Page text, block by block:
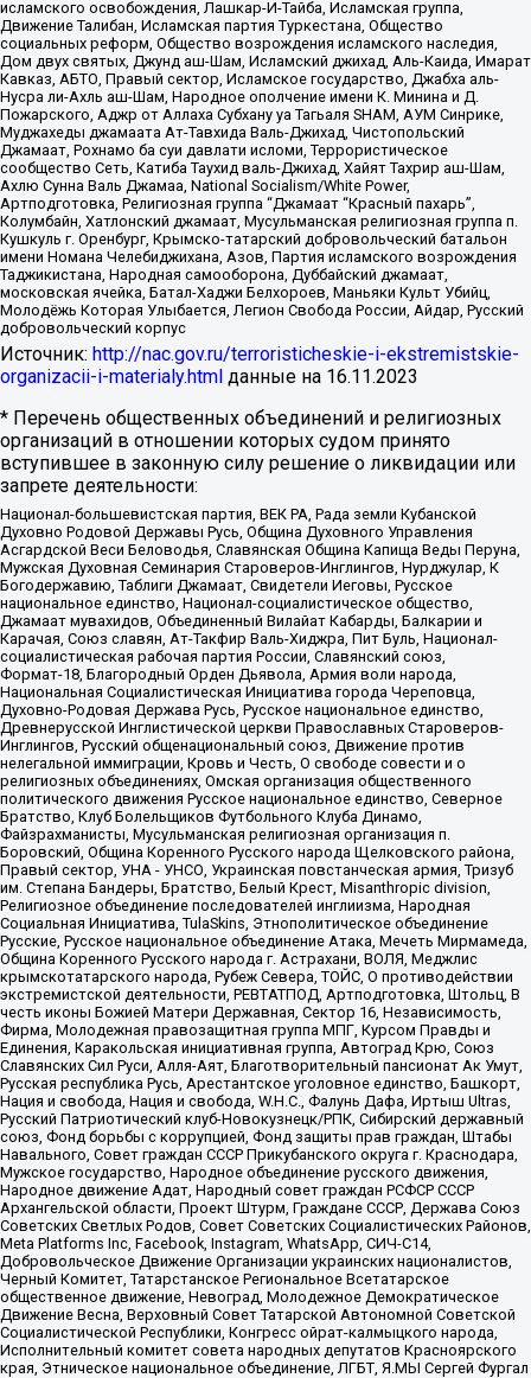
исламского освобождения, Лашкар-И-Тайба, Исламская группа,
Движение Талибан, Исламская партия Туркестана, Общество
социальных реформ, Общество возрождения исламского наследия,
Дом двух святых, Джунд аш-Шам, Исламский джихад, Аль-Каида, Имарат
Кавказ, АБТО, Правый сектор, Исламское государство, Джабха аль-
Нусра ли-Ахль аш-Шам, Народное ополчение имени К. Минина и Д.
Пожарского, Аджр от Аллаха Субхану уа Тагьаля SHAM, АУМ Синрике,
Муджахеды джамаата Ат-Тавхида Валь-Джихад, Чистопольский
Джамаат, Рохнамо ба суи давлати исломи, Террористическое
сообщество Сеть, Катиба Таухид валь-Джихад, Хайят Тахрир аш-Шам,
Ахлю Сунна Валь Джамаа, National Socialism/White Power,
Артподготовка, Религиозная группа “Джамаат “Красный пахарь”,
Колумбайн, Хатлонский джамаат, Мусульманская религиозная группа п.
Кушкуль г. Оренбург, Крымско-татарский добровольческий батальон
имени Номана Челебиджихана, Азов, Партия исламского возрождения
Таджикистана, Народная самооборона, Дуббайский джамаат,
московская ячейка, Батал-Хаджи Белхороев, Маньяки Культ Убийц,
Молодёжь Которая Улыбается, Легион Свобода России, Айдар, Русский
добровольческий корпус
Источник: http://nac.gov.ru/terroristicheskie-i-ekstremistskie-
organizacii-i-materialy.html данные на 16.11.2023
* Перечень общественных объединений и религиозных
организаций в отношении которых судом принято
вступившее в законную силу решение о ликвидации или
запрете деятельности:
Национал-большевистская партия, ВЕК РА, Рада земли Кубанской
Духовно Родовой Державы Русь, Община Духовного Управления
Асгардской Веси Беловодья, Славянская Община Капища Веды Перуна,
Мужская Духовная Семинария Староверов-Инглингов, Нурджулар, К
Богодержавию, Таблиги Джамаат, Свидетели Иеговы, Русское
национальное единство, Национал-социалистическое общество,
Джамаат мувахидов, Объединенный Вилайат Кабарды, Балкарии и
Карачая, Союз славян, Ат-Такфир Валь-Хиджра, Пит Буль, Национал-
социалистическая рабочая партия России, Славянский союз,
Формат-18, Благородный Орден Дьявола, Армия воли народа,
Национальная Социалистическая Инициатива города Череповца,
Духовно-Родовая Держава Русь, Русское национальное единство,
Древнерусской Инглистической церкви Православных Староверов-
Инглингов, Русский общенациональный союз, Движение против
нелегальной иммиграции, Кровь и Честь, О свободе совести и о
религиозных объединениях, Омская организация общественного
политического движения Русское национальное единство, Северное
Братство, Клуб Болельщиков Футбольного Клуба Динамо,
Файзрахманисты, Мусульманская религиозная организация п.
Боровский, Община Коренного Русского народа Щелковского района,
Правый сектор, УНА - УНСО, Украинская повстанческая армия, Тризуб
им. Степана Бандеры, Братство, Белый Крест, Misanthropic division,
Религиозное объединение последователей инглиизма, Народная
Социальная Инициатива, TulaSkins, Этнополитическое объединение
Русские, Русское национальное объединение Атака, Мечеть Мирмамеда,
Община Коренного Русского народа г. Астрахани, ВОЛЯ, Меджлис
крымскотатарского народа, Рубеж Севера, ТОЙС, О противодействии
экстремистской деятельности, РЕВТАТПОД, Артподготовка, Штольц, В
честь иконы Божией Матери Державная, Сектор 16, Независимость,
Фирма, Молодежная правозащитная группа МПГ, Курсом Правды и
Единения, Каракольская инициативная группа, Автоград Крю, Союз
Славянских Сил Руси, Алля-Аят, Благотворительный пансионат Ак Умут,
Русская республика Русь, Арестантское уголовное единство, Башкорт,
Нация и свобода, Нация и свобода, W.H.С., Фалунь Дафа, Иртыш Ultras,
Русский Патриотический клуб-Новокузнецк/РПК, Сибирский державный
союз, Фонд борьбы с коррупцией, Фонд защиты прав граждан, Штабы
Навального, Совет граждан СССР Прикубанского округа г. Краснодара,
Мужское государство, Народное объединение русского движения,
Народное движение Адат, Народный совет граждан РСФСР СССР
Архангельской области, Проект Штурм, Граждане СССР, Держава Союз
Советских Светлых Родов, Совет Советских Социалистических Районов,
Meta Platforms Inc, Facebook, Instagram, WhatsApp, СИЧ-С14,
Добровольческое Движение Организации украинских националистов,
Черный Комитет, Татарстанское Региональное Всетатарское
общественное движение, Невоград, Молодежное Демократическое
Движение Весна, Верховный Совет Татарской Автономной Советской
Социалистической Республики, Конгресс ойрат-калмыцкого народа,
Исполнительный комитет совета народных депутатов Красноярского
края, Этническое национальное объединение, ЛГБТ, Я.МЫ Сергей Фургал